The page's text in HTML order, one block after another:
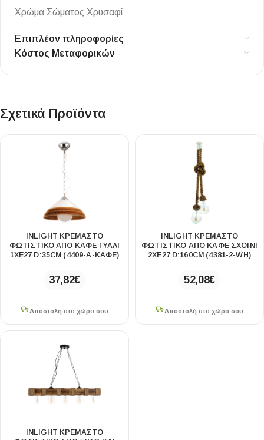
Χρώμα Σώματος Χρυσαφί
Επιπλέον πληροφορίες
Κόστος Μεταφορικών
Σχετικά Προϊόντα
INLIGHT ΚΡΕΜΑΣΤΌ
ΦΩΤΙΣΤΙΚΌ ΑΠΌ ΚΑΦΈ ΓΥΑΛΊ
1XE27 D:35CM (4409-Α-ΚΑΦΈ)
37,82€
Αποστολή στο χώρο σου
INLIGHT ΚΡΕΜΑΣΤΌ
ΦΩΤΙΣΤΙΚΌ ΑΠΌ ΚΑΦΈ ΣΧΟΙΝΊ
2XE27 D:160CM (4381-2-WH)
52,08€
Αποστολή στο χώρο σου
INLIGHT ΚΡΕΜΑΣΤΌ